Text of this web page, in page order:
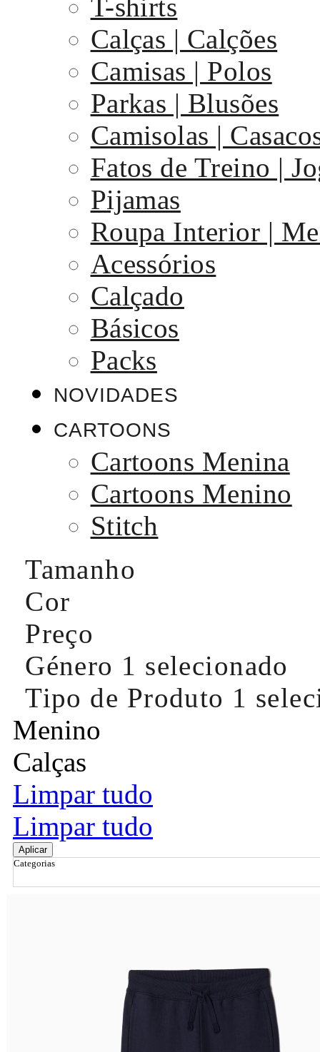
T-shirts
Calças | Calções
Camisas | Polos
Parkas | Blusões
Camisolas |
Fatos de Treino |
Pijamas
Roupa Interior |
Acessórios
Calçado
Básicos
Packs
NOVIDADES
CARTOONS
Cartoons Menina
Cartoons Menino
Stitch
Tamanho
Cor
Preço
Género 1 selecionado
Tipo de Produto 1
Menino
Calças
Limpar tudo
Limpar tudo
Aplicar
Categorias
Nome do Produto A - Z
Nome do Produto Z - A